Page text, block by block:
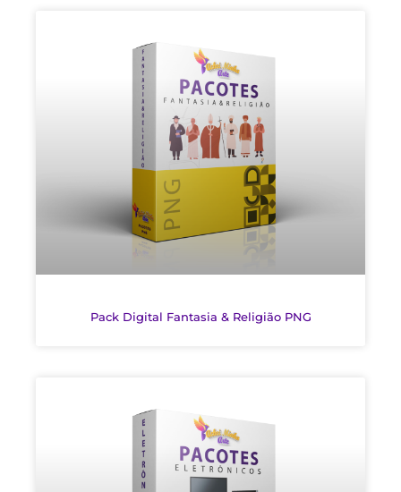
Pack Digital Fantasia & Religião PNG